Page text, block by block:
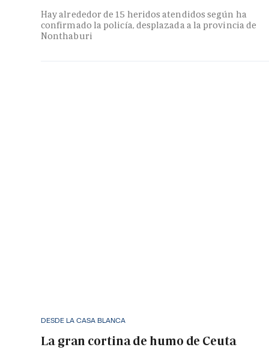
Hay alrededor de 15 heridos atendidos según ha
confirmado la policía, desplazada a la provincia de
Nonthaburi
DESDE LA CASA BLANCA
La gran cortina de humo de Ceuta